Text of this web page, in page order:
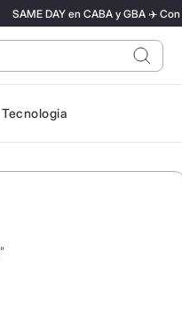
SAME DAY en CABA y GBA ✈️
Tecnologia
"